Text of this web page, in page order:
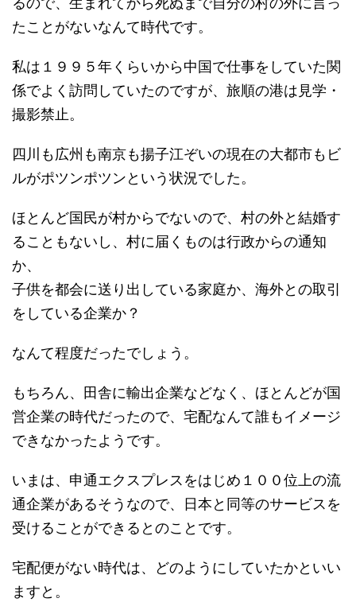
たことがないなんて時代です。
私は１９９５年くらいから中国で仕事をしていた関
係でよく訪問していたのですが、旅順の港は見学・
撮影禁止。
四川も広州も南京も揚子江ぞいの現在の大都市もビ
ルがポツンポツンという状況でした。
ほとんど国民が村からでないので、村の外と結婚す
ることもないし、村に届くものは行政からの通知
か、
子供を都会に送り出している家庭か、海外との取引
をしている企業か？
なんて程度だったでしょう。
もちろん、田舎に輸出企業などなく、ほとんどが国
営企業の時代だったので、宅配なんて誰もイメージ
できなかったようです。
いまは、申通エクスプレスをはじめ１００位上の流
通企業があるそうなので、日本と同等のサービスを
受けることができるとのことです。
宅配便がない時代は、どのようにしていたかといい
ますと。